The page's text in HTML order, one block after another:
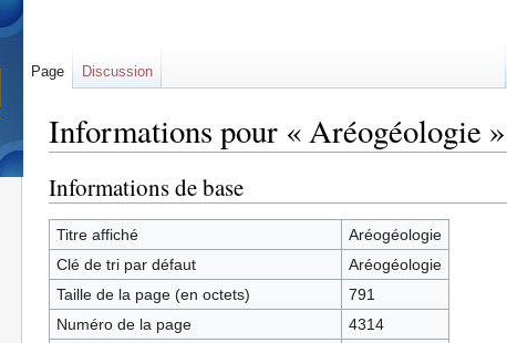
Informations pour « Aréogéologie »
Informations de base
Titre affiché
Aréogéologie
Clé de tri par défaut
Aréogéologie
Taille de la page (en octets)
791
Numéro de la page
4314
Page Discussion